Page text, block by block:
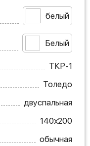
белый
Белый
ТКР-1
Толедо
двуспальная
140х200
обычная